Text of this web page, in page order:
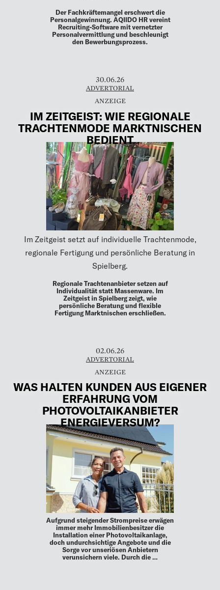
Der Fachkräftemangel erschwert die
Personalgewinnung. AQIIDO HR vereint
Recruiting-Software mit vernetzter
Personalvermittlung und beschleunigt
den Bewerbungsprozess.
30.06.26
ADVERTORIAL
IM ZEITGEIST: WIE REGIONALE
TRACHTENMODE MARKTNISCHEN
BEDIENT
Im Zeitgeist setzt auf individuelle Trachtenmode,
regionale Fertigung und persönliche Beratung in
Spielberg.
Regionale Trachtenanbieter setzen auf
Individualität statt Massenware. Im
Zeitgeist in Spielberg zeigt, wie
persönliche Beratung und flexible
Fertigung Marktnischen erschließen.
02.06.26
ADVERTORIAL
WAS HALTEN KUNDEN AUS EIGENER
ERFAHRUNG VOM
PHOTOVOLTAIKANBIETER
ENERGIEVERSUM?
Aufgrund steigender Strompreise erwägen
immer mehr Immobilienbesitzer die
Installation einer Photovoltaikanlage,
doch undurchsichtige Angebote und die
Sorge vor unseriösen Anbietern
verunsichern viele. Durch die …